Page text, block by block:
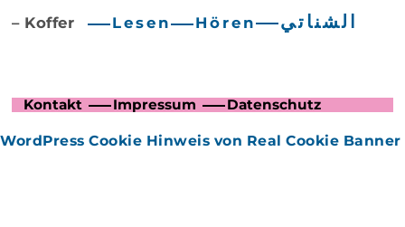
– Koffer Lesen Hören الشناتي
Kontakt Impressum Datenschutz
WordPress Cookie Hinweis von Real Cookie Banner